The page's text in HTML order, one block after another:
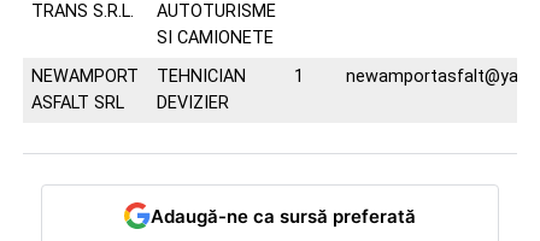
TRANS S.R.L.
AUTOTURISME
SI CAMIONETE
NEWAMPORT
ASFALT SRL
TEHNICIAN
DEVIZIER
1
Adaugă-ne ca sursă preferată